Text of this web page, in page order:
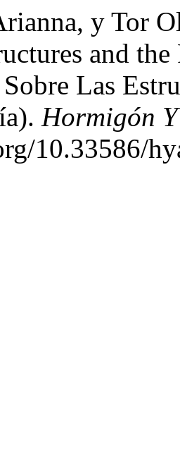
y Tor
and
Las
Hormigón
10.33586/